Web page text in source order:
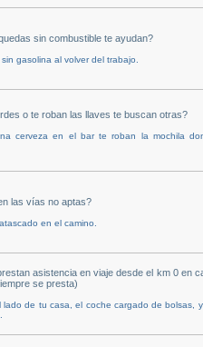
sin combustible te ayudan?
gasolina al volver del trabajo.
o te roban las llaves te buscan otras?
cerveza en el bar te roban la mochila
las vías no aptas?
en el camino.
asistencia en viaje desde el km 0 en
se presta)
de tu casa, el coche cargado de bolsas,